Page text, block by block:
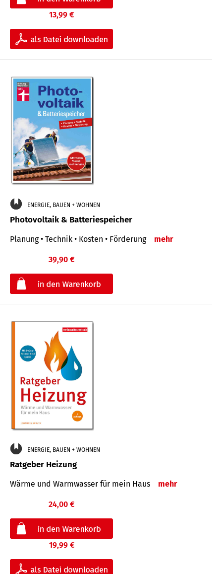
13,99 €
ENERGIE, BAUEN + WOHNEN
Photovoltaik & Batteriespeicher
Planung • Technik • Kosten • Förderung mehr
39,90 €
ENERGIE, BAUEN + WOHNEN
Ratgeber Heizung
Wärme und Warmwasser für mein Haus mehr
24,00 €
19,99 €